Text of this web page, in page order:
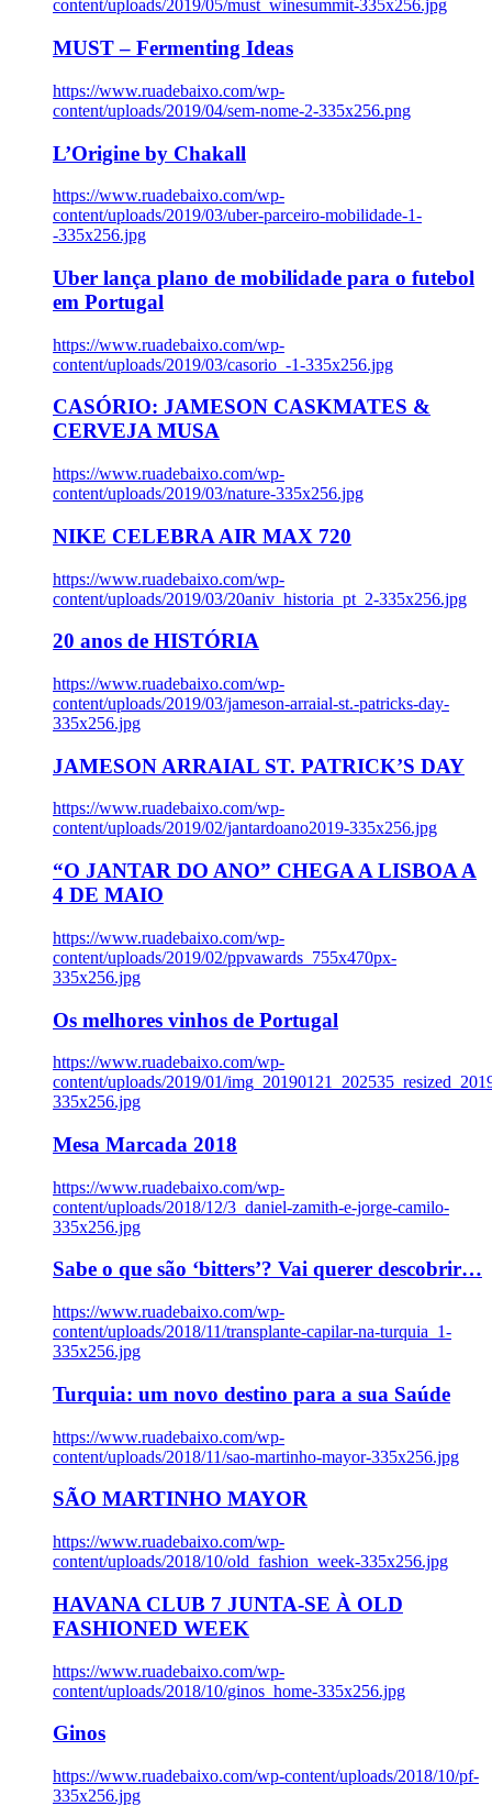
content/uploads/2019/05/must_winesummit-335x256.jpg
MUST – Fermenting Ideas
https://www.ruadebaixo.com/wp-
content/uploads/2019/04/sem-nome-2-335x256.png
L’Origine by Chakall
https://www.ruadebaixo.com/wp-
content/uploads/2019/03/uber-parceiro-mobilidade-1-
-335x256.jpg
Uber lança plano de mobilidade para o futebol
em Portugal
https://www.ruadebaixo.com/wp-
content/uploads/2019/03/casorio_-1-335x256.jpg
CASÓRIO: JAMESON CASKMATES &
CERVEJA MUSA
https://www.ruadebaixo.com/wp-
content/uploads/2019/03/nature-335x256.jpg
NIKE CELEBRA AIR MAX 720
https://www.ruadebaixo.com/wp-
content/uploads/2019/03/20aniv_historia_pt_2-335x256.jpg
20 anos de HISTÓRIA
https://www.ruadebaixo.com/wp-
content/uploads/2019/03/jameson-arraial-st.-patricks-day-
335x256.jpg
JAMESON ARRAIAL ST. PATRICK’S DAY
https://www.ruadebaixo.com/wp-
content/uploads/2019/02/jantardoano2019-335x256.jpg
“O JANTAR DO ANO” CHEGA A LISBOA A
4 DE MAIO
https://www.ruadebaixo.com/wp-
content/uploads/2019/02/ppvawards_755x470px-
335x256.jpg
Os melhores vinhos de Portugal
https://www.ruadebaixo.com/wp-
content/uploads/2019/01/
335x256.jpg
Mesa Marcada 2018
https://www.ruadebaixo.com/wp-
content/uploads/2018/12/3_daniel-zamith-e-jorge-camilo-
335x256.jpg
Sabe o que são ‘bitters’? Vai querer descobrir…
https://www.ruadebaixo.com/wp-
content/uploads/2018/11/transplante-capilar-na-turquia_1-
335x256.jpg
Turquia: um novo destino para a sua Saúde
https://www.ruadebaixo.com/wp-
content/uploads/2018/11/sao-martinho-mayor-335x256.jpg
SÃO MARTINHO MAYOR
https://www.ruadebaixo.com/wp-
content/uploads/2018/10/old_fashion_week-335x256.jpg
HAVANA CLUB 7 JUNTA-SE À OLD
FASHIONED WEEK
https://www.ruadebaixo.com/wp-
content/uploads/2018/10/ginos_home-335x256.jpg
Ginos
https://www.ruadebaixo.com/wp-content/uploads/2018/10/pf-
335x256.jpg